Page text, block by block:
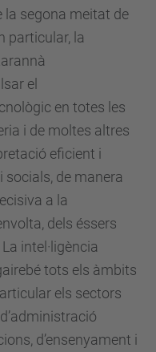
la segona meitat de
particular, la
el
en totes les
i de moltes altres
eficient i
de manera
a la
dels éssers
intel·ligència
tots els àmbits
els sectors
d’ensenyament i